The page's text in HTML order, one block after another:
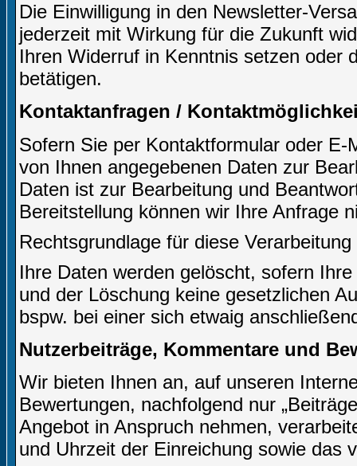
Die Einwilligung in den Newsletter-
jederzeit mit Wirkung für die Zukunft
Ihren Widerruf in Kenntnis setzen oder
betätigen.
Kontaktanfragen /
Sofern Sie per Kontaktformular oder
von Ihnen angegebenen Daten zur
Daten ist zur Bearbeitung und
Bereitstellung können wir Ihre Anfrage
Rechtsgrundlage für diese
Ihre Daten werden gelöscht, sofern
und der Löschung keine gesetzlichen
bspw. bei einer sich etwaig
Nutzerbeiträge, Kommentare und
Wir bieten Ihnen an, auf unseren
Bewertungen, nachfolgend nur
Angebot in Anspruch nehmen,
und Uhrzeit der Einreichung sowie das